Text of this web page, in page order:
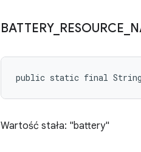
BATTERY_ RESOURCE
public static final String
Wartość stała: "battery"